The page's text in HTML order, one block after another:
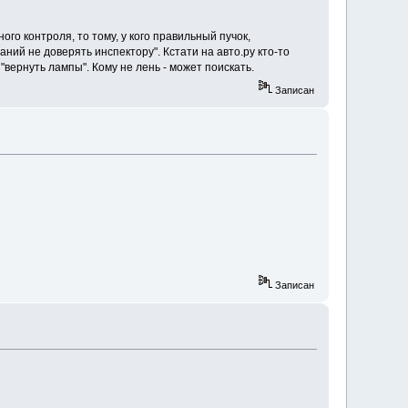
контроля, то тому, у кого правильный пучок,
не доверять инспектору". Кстати на авто.ру кто-то
лампы". Кому не лень - может поискать.
Записан
Записан